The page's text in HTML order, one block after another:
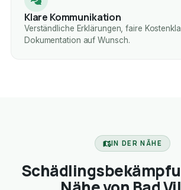
Klare Kommunikation
Verständliche Erklärungen, faire
Dokumentation auf Wunsch.
IN DER NÄHE